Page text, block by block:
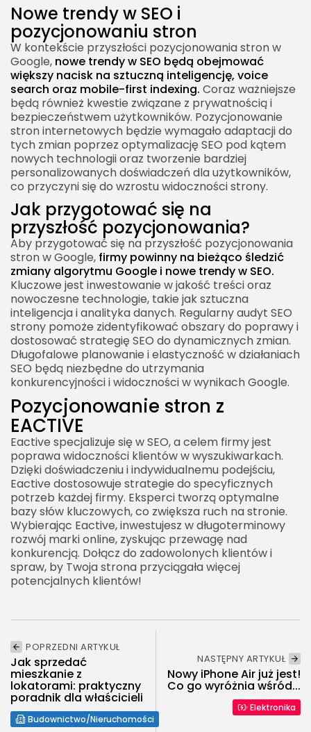
Nowe trendy w SEO i
pozycjonowaniu stron
W kontekście przyszłości pozycjonowania stron w
Google, nowe trendy w SEO będą obejmować
większy nacisk na sztuczną inteligencję, voice
search oraz mobile-first indexing. Coraz ważniejsze
będą również kwestie związane z prywatnością i
bezpieczeństwem użytkowników. Pozycjonowanie
stron internetowych będzie wymagało adaptacji do
tych zmian poprzez optymalizację SEO pod kątem
nowych technologii oraz tworzenie bardziej
personalizowanych doświadczeń dla użytkowników,
co przyczyni się do wzrostu widoczności strony.
Jak przygotować się na
przyszłość pozycjonowania?
Aby przygotować się na przyszłość pozycjonowania
stron w Google, firmy powinny na bieżąco śledzić
zmiany algorytmu Google i nowe trendy w SEO.
Kluczowe jest inwestowanie w jakość treści oraz
nowoczesne technologie, takie jak sztuczna
inteligencja i analityka danych. Regularny audyt SEO
strony pomoże zidentyfikować obszary do poprawy i
dostosować strategię SEO do dynamicznych zmian.
Długofalowe planowanie i elastyczność w działaniach
SEO będą niezbędne do utrzymania
konkurencyjności i widoczności w wynikach Google.
Pozycjonowanie stron z
EACTIVE
Eactive specjalizuje się w SEO, a celem firmy jest
poprawa widoczności klientów w wyszukiwarkach.
Dzięki doświadczeniu i indywidualnemu podejściu,
Eactive dostosowuje strategie do specyficznych
potrzeb każdej firmy. Eksperci tworzą optymalne
bazy słów kluczowych, co zwiększa ruch na stronie.
Wybierając Eactive, inwestujesz w długoterminowy
rozwój marki online, zyskując przewagę nad
konkurencją. Dołącz do zadowolonych klientów i
spraw, by Twoja strona przyciągała więcej
potencjalnych klientów!
POPRZEDNI ARTYKUŁ
Jak sprzedać
mieszkanie z
lokatorami: praktyczny
poradnik dla właścicieli
Budownictwo/Nieruchomości
NASTĘPNY ARTYKUŁ
Nowy iPhone Air już jest!
Co go wyróżnia wśród...
Elektronika